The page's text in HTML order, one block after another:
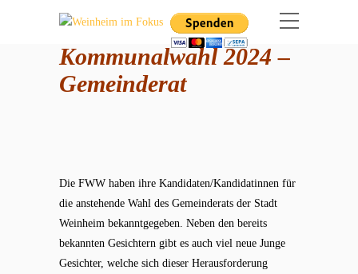
Kommunalwahl 2024 –
Gemeinderat
Die FWW haben ihre Kandidaten/Kandidatinnen für
die anstehende Wahl des Gemeinderats der Stadt
Weinheim bekanntgegeben. Neben den bereits
bekannten Gesichtern gibt es auch viel neue Junge
Gesichter, welche sich dieser Herausforderung